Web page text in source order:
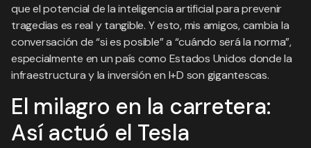
que el potencial de la inteligencia artificial para prevenir
tragedias es real y tangible. Y esto, mis amigos, cambia la
conversación de “si es posible” a “cuándo será la norma”,
especialmente en un país como Estados Unidos donde la
infraestructura y la inversión en I+D son gigantescas.
El milagro en la carretera:
Así actuó el Tesla